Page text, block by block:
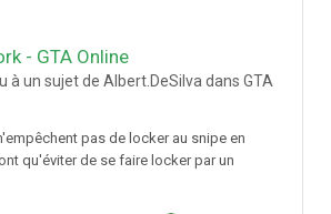
- GTA Online
à un sujet de Albert.DeSilva dans GTA
pas de locker au snipe en
qu'éviter de se faire locker par un